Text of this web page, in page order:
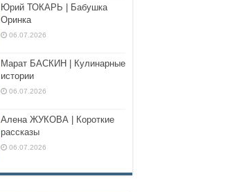
Юрий ТОКАРЬ | Бабушка
Оринка
06.07.2026
Марат БАСКИН | Кулинарные
истории
06.07.2026
Алена ЖУКОВА | Короткие
рассказы
06.07.2026